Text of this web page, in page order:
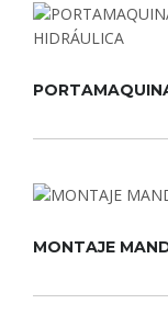
MONTAJE